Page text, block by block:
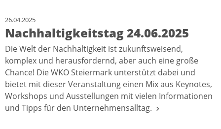
26.04.2025
Nachhaltigkeitstag 24.06.2025
Die Welt der Nachhaltigkeit ist zukunftsweisend,
komplex und herausfordernd, aber auch eine große
Chance! Die WKO Steiermark unterstützt dabei und
bietet mit dieser Veranstaltung einen Mix aus Keynotes,
Workshops und Ausstellungen mit vielen Informationen
und Tipps für den Unternehmensalltag.